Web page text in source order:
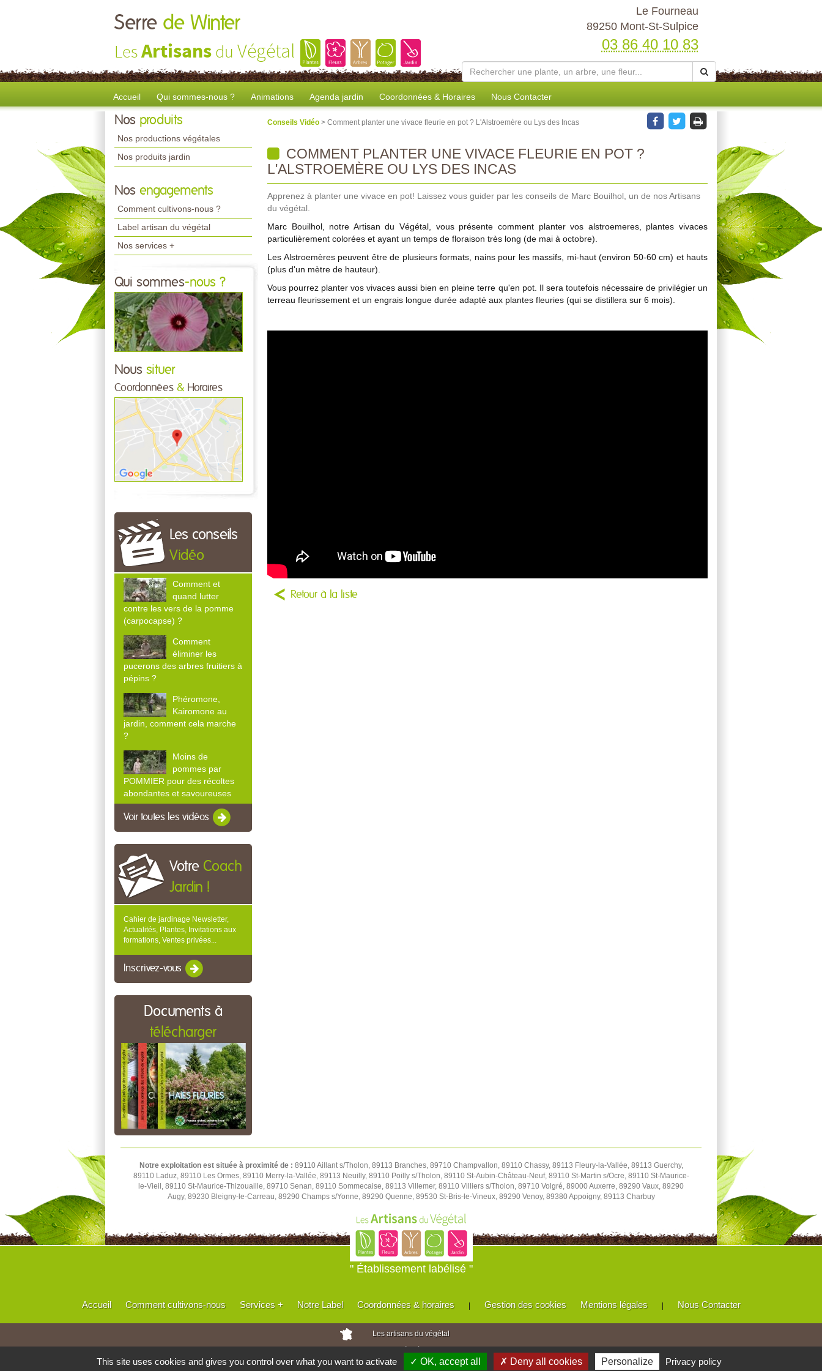
Serre de Winter
LesArtisans du Végétal
Le Fourneau
89250 Mont-St-Sulpice
03 86 40 10 83
Accueil Qui sommes-nous ? Animations Agenda jardin Coordonnées & Horaires Nous Contacter
Nos produits
Nos productions végétales
Nos produits jardin
Nos engagements
Comment cultivons-nous ?
Label artisan du végétal
Nos services +
Qui sommes-nous ?
Nous situer
Coordonnées & Horaires
Les conseils
Vidéo
Comment et
quand lutter
contre les vers de la pomme
(carpocapse) ?
Comment
éliminer les
pucerons des arbres fruitiers à
pépins ?
Phéromone,
Kairomone au
jardin, comment cela marche
?
Moins de
pommes par
POMMIER pour des récoltes
abondantes et savoureuses
Voir toutes les vidéos
Votre Coach
Jardin !
Cahier de jardinage Newsletter,
Actualités, Plantes, Invitations aux
formations, Ventes privées...
Inscrivez-vous
Documents à
télécharger
Conseils Vidéo > Comment planter une vivace fleurie en pot ? L'Alstroemère ou Lys des Incas
COMMENT PLANTER UNE VIVACE FLEURIE EN POT ?
L'ALSTROEMÈRE OU LYS DES INCAS
Apprenez à planter une vivace en pot! Laissez vous guider par les conseils de Marc Bouilhol, un de nos Artisans
du végétal.
Marc Bouilhol, notre Artisan du Végétal, vous présente comment planter vos alstroemeres, plantes vivaces
particulièrement colorées et ayant un temps de floraison très long (de mai à octobre).
Les Alstroemères peuvent être de plusieurs formats, nains pour les massifs, mi-haut (environ 50-60 cm) et hauts
(plus d'un mètre de hauteur).
Vous pourrez planter vos vivaces aussi bien en pleine terre qu'en pot. Il sera toutefois nécessaire de privilégier un
terreau fleurissement et un engrais longue durée adapté aux plantes fleuries (qui se distillera sur 6 mois).
Retour à la liste
Notre exploitation est située à proximité de : 89110 Aillant s/Tholon, 89113 Branches, 89710 Champvallon, 89110 Chassy, 89113 Fleury-la-Vallée, 89113 Guerchy,
89110 Laduz, 89110 Les Ormes, 89110 Merry-la-Vallée, 89113 Neuilly, 89110 Poilly s/Tholon, 89110 St-Aubin-Château-Neuf, 89110 St-Martin s/Ocre, 89110 St-Maurice-
le-Vieil, 89110 St-Maurice-Thizouaille, 89710 Senan, 89110 Sommecaise, 89113 Villemer, 89110 Villiers s/Tholon, 89710 Volgré, 89000 Auxerre, 89290 Vaux, 89290
Augy, 89230 Bleigny-le-Carreau, 89290 Champs s/Yonne, 89290 Quenne, 89530 St-Bris-le-Vineux, 89290 Venoy, 89380 Appoigny, 89113 Charbuy
" Établissement labélisé "
Accueil Comment cultivons-nous Services + Notre Label Coordonnées & horaires | Gestion des cookies Mentions légales | Nous Contacter
Les artisans du végétal
Horticulteurs et pépinièristes de France
This site uses cookies and gives you control over what you want to activate ✓ OK, accept all ✗ Deny all cookies Personalize Privacy policy